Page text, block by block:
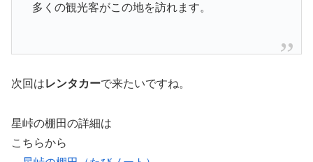
多くの観光客がこの地を訪れます。
次回はレンタカーで来たいですね。
星峠の棚田の詳細は
こちらから